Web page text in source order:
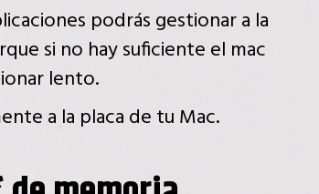
podrás gestionar a la
si no hay suficiente el mac
lento.
a la placa de tu Mac.